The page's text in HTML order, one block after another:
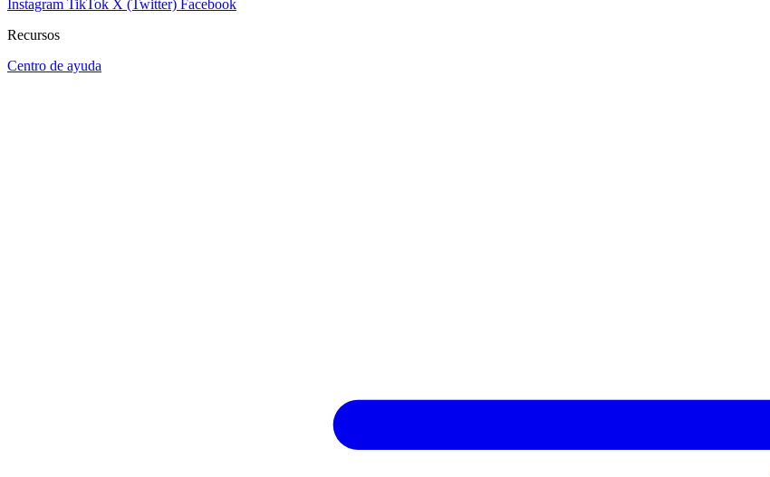
Instagram TikTok X (Twitter) Facebook
Recursos
Centro de ayuda